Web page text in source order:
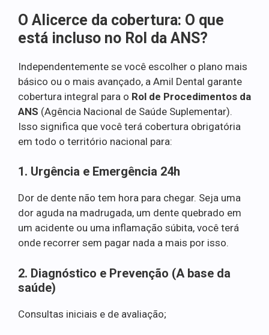
O Alicerce da cobertura: O que
está incluso no Rol da ANS?
Independentemente se você escolher o plano mais
básico ou o mais avançado, a Amil Dental garante
cobertura integral para o Rol de Procedimentos da
ANS (Agência Nacional de Saúde Suplementar).
Isso significa que você terá cobertura obrigatória
em todo o território nacional para:
1. Urgência e Emergência 24h
Dor de dente não tem hora para chegar. Seja uma
dor aguda na madrugada, um dente quebrado em
um acidente ou uma inflamação súbita, você terá
onde recorrer sem pagar nada a mais por isso.
2. Diagnóstico e Prevenção (A base da
saúde)
Consultas iniciais e de avaliação;